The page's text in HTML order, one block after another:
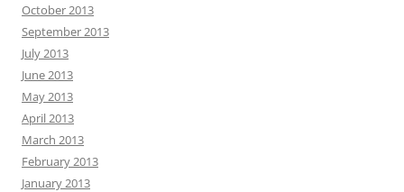
October 2013
September 2013
July 2013
June 2013
May 2013
April 2013
March 2013
February 2013
January 2013